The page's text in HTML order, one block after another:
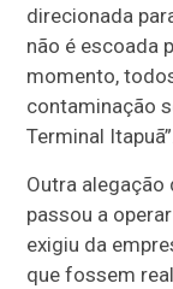
direcionada
não é escoada
momento,
contaminação
Terminal
Outra alegação
passou a
exigiu da
que fossem